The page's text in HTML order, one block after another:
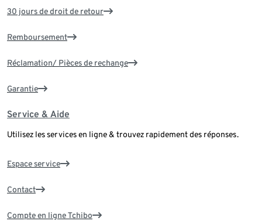
30 jours de droit de retour
Remboursement
Réclamation/ Pièces de rechange
Garantie
Service & Aide
Utilisez les services en ligne & trouvez rapidement des réponses.
Espace service
Contact
Compte en ligne Tchibo